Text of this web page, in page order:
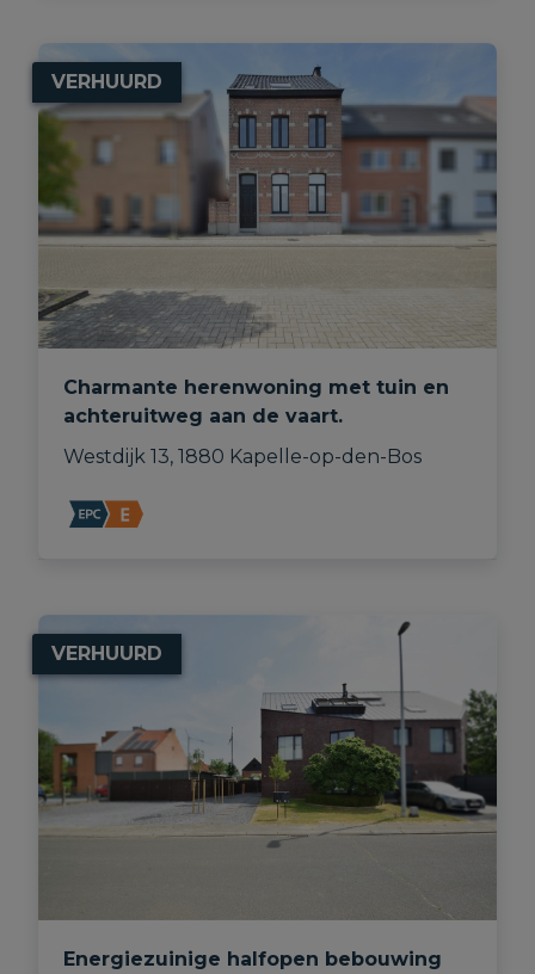
VERHUURD
Charmante herenwoning met tuin en
achteruitweg aan de vaart.
Westdijk 13, 1880 Kapelle-op-den-Bos
VERHUURD
Energiezuinige halfopen bebouwing